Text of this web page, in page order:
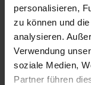
personalisieren,
zu können und
analysieren.
Verwendung
soziale Medien,
Partner führen
In der Draufsicht
und Frucht oder auch
Laubblatt. Mit etwas
Stamm und Krone